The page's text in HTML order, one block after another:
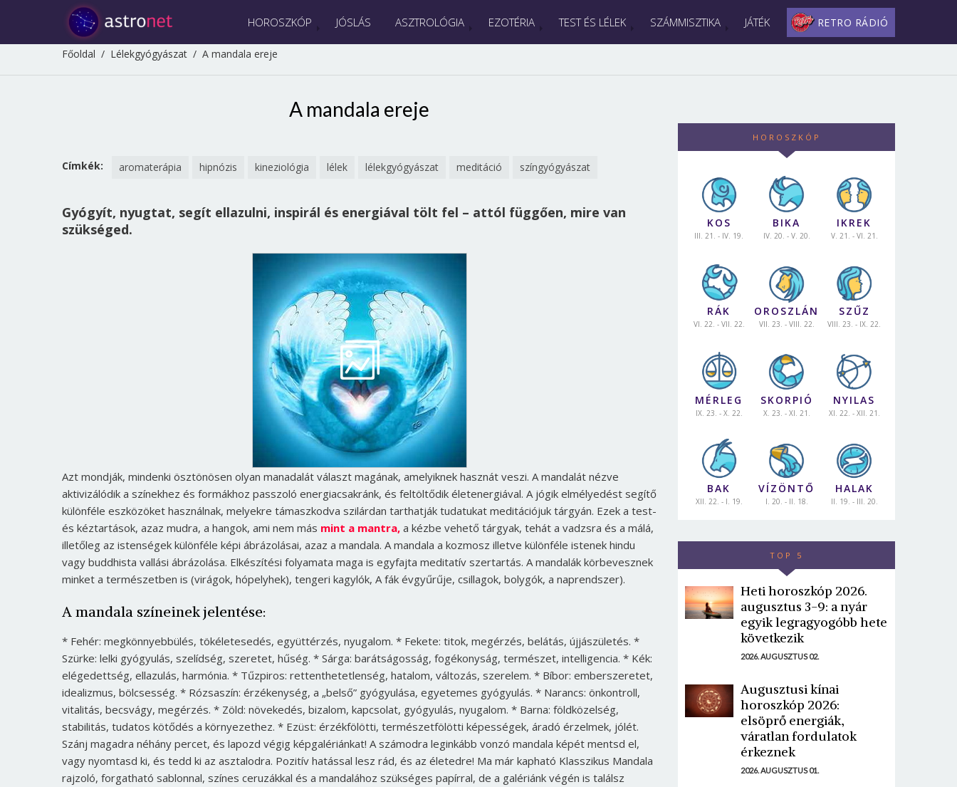
HOROSZKÓP JÓSLÁS ASZTROLÓGIA EZOTÉRIA TEST ÉS LÉLEK SZÁMMISZTIKA JÁTÉK RETRO RÁDIÓ
Főoldal / Lélekgyógyászat / A mandala ereje
A mandala ereje
Címkék: aromaterápia hipnózis kineziológia lélek lélekgyógyászat meditáció színgyógyászat
Gyógyít, nyugtat, segít ellazulni, inspirál és energiával tölt fel – attól függően, mire van
szükséged.
Azt mondják, mindenki ösztönösen olyan manadalát választ magának, amelyiknek hasznát veszi. A mandalát nézve
aktivizálódik a színekhez és formákhoz passzoló energiacsakránk, és feltöltődik életenergiával. A jógik elmélyedést segítő
különféle eszközöket használnak, melyekre támaszkodva szilárdan tarthatják tudatukat meditációjuk tárgyán. Ezek a test-
és kéztartások, azaz mudra, a hangok, ami nem más mint a mantra, a kézbe vehető tárgyak, tehát a vadzsra és a málá,
illetőleg az istenségek különféle képi ábrázolásai, azaz a mandala. A mandala a kozmosz illetve különféle istenek hindu
vagy buddhista vallási ábrázolása. Elkészítési folyamata maga is egyfajta meditatív szertartás. A mandalák körbevesznek
minket a természetben is (virágok, hópelyhek), tengeri kagylók, A fák évgyűrűje, csillagok, bolygók, a naprendszer).
A mandala színeinek jelentése:
* Fehér: megkönnyebbülés, tökéletesedés, együttérzés, nyugalom. * Fekete: titok, megérzés, belátás, újjászületés. *
Szürke: lelki gyógyulás, szelídség, szeretet, hűség. * Sárga: barátságosság, fogékonyság, természet, intelligencia. * Kék:
elégedettség, ellazulás, harmónia. * Tűzpiros: rettenthetetlenség, hatalom, változás, szerelem. * Bíbor: emberszeretet,
idealizmus, bölcsesség. * Rózsaszín: érzékenység, a „belső” gyógyulása, egyetemes gyógyulás. * Narancs: önkontroll,
vitalitás, becsvágy, megérzés. * Zöld: növekedés, bizalom, kapcsolat, gyógyulás, nyugalom. * Barna: földközelség,
stabilitás, tudatos kötődés a környezethez. * Ezüst: érzékfölötti, természetfölötti képességek, áradó érzelmek, jólét.
Szánj magadra néhány percet, és lapozd végig képgalériánkat! A számodra leginkább vonzó mandala képét mentsd el,
vagy nyomtasd ki, és tedd ki az asztalodra. Pozitív hatással lesz rád, és az életedre! Ma már kapható Klasszikus Mandala
rajzoló, forgatható sablonnal, színes ceruzákkal és a mandalához szükséges papírral, de a galériánk végén is találsz
HOROSZKÓP
KOS
III. 21. - IV. 19.
BIKA
IV. 20. - V. 20.
IKREK
V. 21. - VI. 21.
RÁK
VI. 22. - VII. 22.
OROSZLÁN
VII. 23. - VIII. 22.
SZŰZ
VIII. 23. - IX. 22.
MÉRLEG
IX. 23. - X. 22.
SKORPIÓ
X. 23. - XI. 21.
NYILAS
XI. 22. - XII. 21.
BAK
XII. 22. - I. 19.
VÍZÖNTŐ
I. 20. - II. 18.
HALAK
II. 19. - III. 20.
TOP 5
Heti horoszkóp 2026.
augusztus 3-9: a nyár
egyik legragyogóbb hete
következik
2026. AUGUSZTUS 02.
Augusztusi kínai
horoszkóp 2026:
elsöprő energiák,
váratlan fordulatok
érkeznek
2026. AUGUSZTUS 01.